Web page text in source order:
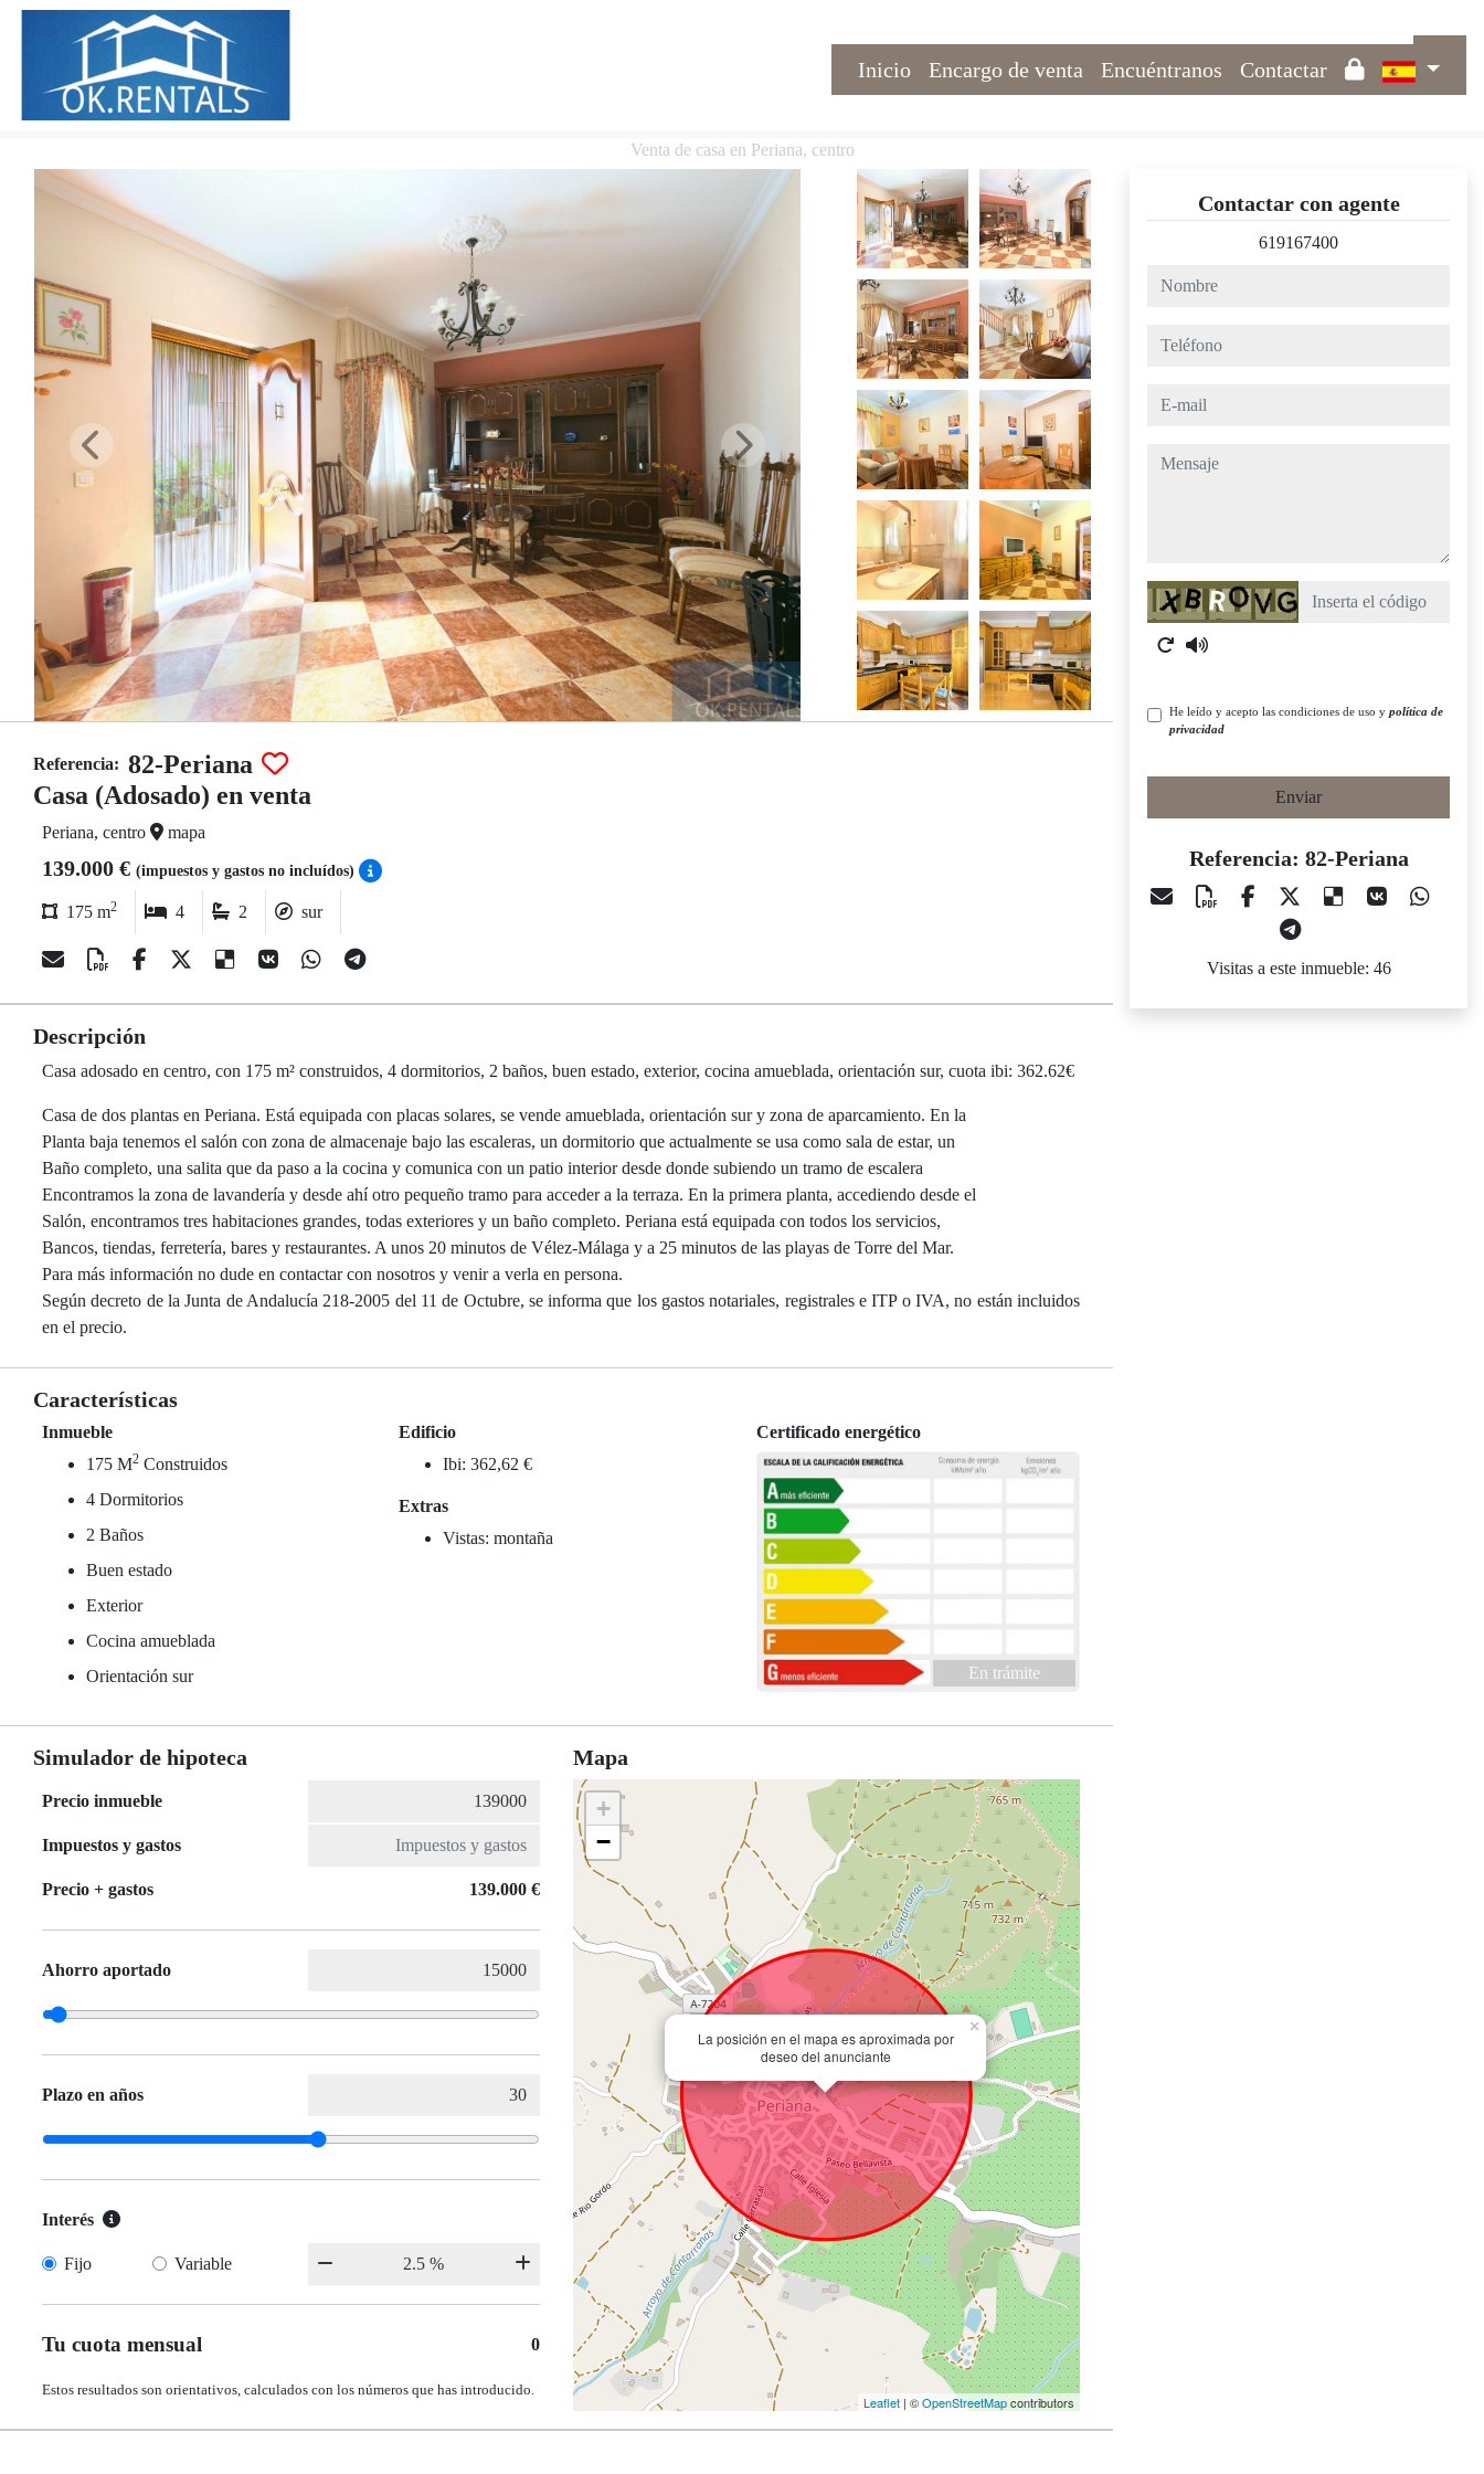
Inicio Encargo de venta Encuéntranos Contactar
Venta de casa en Periana, centro
Referencia: 82-Periana
Casa (Adosado) en venta
Periana, centro mapa
139.000 € (impuestos y gastos no incluídos)
175 m2 4 2 sur
Descripción
Casa adosado en centro, con 175 m² construidos, 4 dormitorios, 2 baños, buen estado, exterior, cocina amueblada, orientación sur, cuota ibi: 362.62€
Casa de dos plantas en Periana. Está equipada con placas solares, se vende amueblada, orientación sur y zona de aparcamiento. En la
Planta baja tenemos el salón con zona de almacenaje bajo las escaleras, un dormitorio que actualmente se usa como sala de estar, un
Baño completo, una salita que da paso a la cocina y comunica con un patio interior desde donde subiendo un tramo de escalera
Encontramos la zona de lavandería y desde ahí otro pequeño tramo para acceder a la terraza. En la primera planta, accediendo desde el
Salón, encontramos tres habitaciones grandes, todas exteriores y un baño completo. Periana está equipada con todos los servicios,
Bancos, tiendas, ferretería, bares y restaurantes. A unos 20 minutos de Vélez-Málaga y a 25 minutos de las playas de Torre del Mar.
Para más información no dude en contactar con nosotros y venir a verla en persona.
Según decreto de la Junta de Andalucía 218-2005 del 11 de Octubre, se informa que los gastos notariales, registrales e ITP o IVA, no están incluidos
en el precio.
Características
Inmueble
175 M2 Construidos
4 Dormitorios
2 Baños
Buen estado
Exterior
Cocina amueblada
Orientación sur
Edificio
Ibi: 362,62 €
Extras
Vistas: montaña
Certificado energético
En trámite
Simulador de hipoteca
Precio inmueble
Impuestos y gastos
Precio + gastos 139.000 €
Ahorro aportado
Plazo en años
Interés
Fijo Variable
Tu cuota mensual 0
Estos resultados son orientativos, calculados con los números que has introducido.
Mapa
La posición en el mapa es aproximada por
deseo del anunciante
×
+
−
Leaflet | ©OpenStreetMapcontributors
Contactar con agente
619167400
nombre
teléfono
e-mail
mensaje
Captcha
He leído y acepto las condiciones de uso y política de
privacidad
Enviar
Referencia: 82-Periana
Visitas a este inmueble: 46